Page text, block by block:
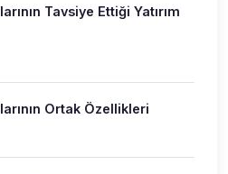
Tavsiye Ettiği Yatırım
Ortak Özellikleri